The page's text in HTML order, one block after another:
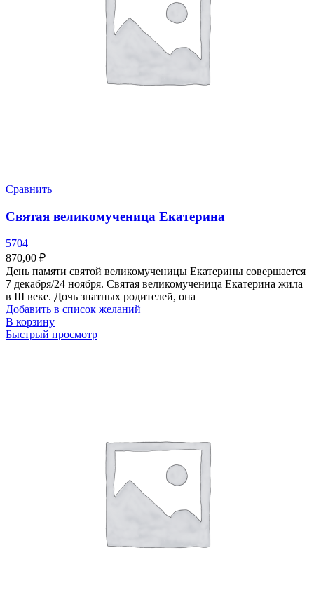
Сравнить
Святая великомученица Екатерина
5704
870,00 ₽
День памяти святой великомученицы Екатерины совершается
7 декабря/24 ноября. Святая великомученица Екатерина жила
в III веке. Дочь знатных родителей, она
Добавить в список желаний
В корзину
Быстрый просмотр